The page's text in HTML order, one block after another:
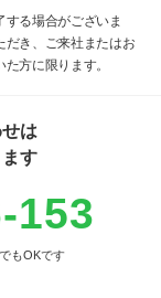
る場合がございま
き、ご来社またはお
方に限ります。
は
す
153
もOKです